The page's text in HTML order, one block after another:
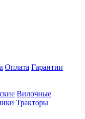
Оплата Гарантии
Вилочные
Тракторы